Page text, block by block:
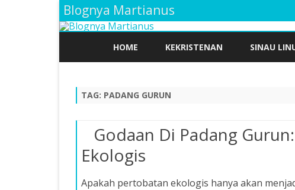
Blognya Martianus
HOME KEKRISTENAN SINAU
TAG: PADANG GURUN
Godaan Di Padang
Ekologis
Apakah pertobatan ekologis hanya akan